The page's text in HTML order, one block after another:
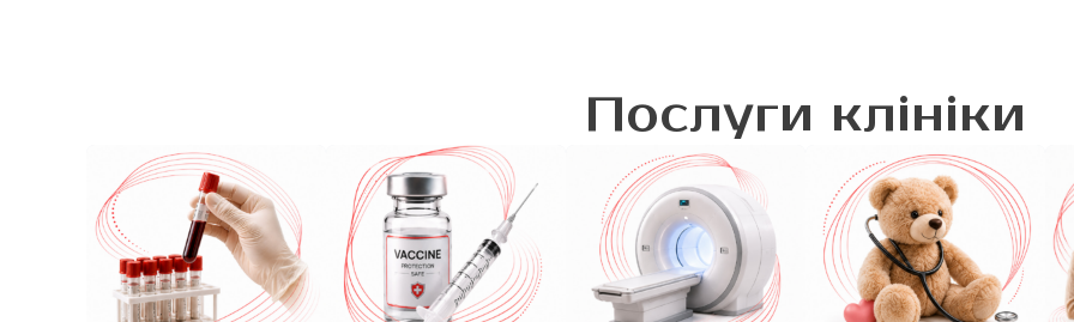
Послуги клініки